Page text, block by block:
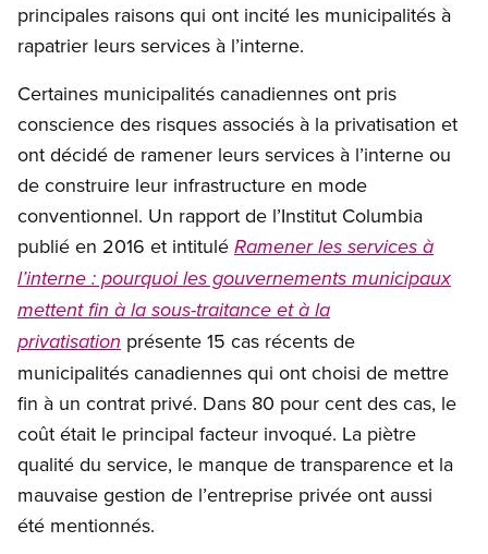
principales raisons qui ont incité les municipalités à
rapatrier leurs services à l’interne.
Certaines municipalités canadiennes ont pris
conscience des risques associés à la privatisation et
ont décidé de ramener leurs services à l’interne ou
de construire leur infrastructure en mode
conventionnel. Un rapport de l’Institut Columbia
publié en 2016 et intitulé Ramener les services à
l’interne : pourquoi les gouvernements municipaux
mettent fin à la sous-traitance et à la
privatisation présente 15 cas récents de
municipalités canadiennes qui ont choisi de mettre
fin à un contrat privé. Dans 80 pour cent des cas, le
coût était le principal facteur invoqué. La piètre
qualité du service, le manque de transparence et la
mauvaise gestion de l’entreprise privée ont aussi
été mentionnés.